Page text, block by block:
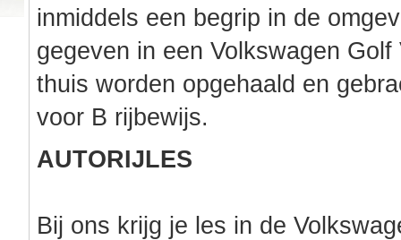
inmiddels een begrip in de
gegeven in een Volkswagen
thuis worden opgehaald en
voor B rijbewijs.
AUTORIJLES
Bij ons krijg je les in de